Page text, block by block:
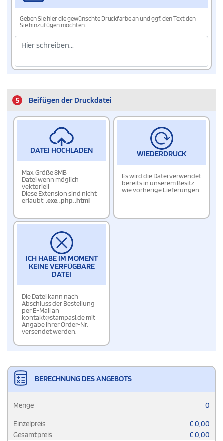
Geben Sie hier die gewünschte Druckfarbe an und ggf. den Text den
Sie hinzufügen möchten.
5 Beifügen der Druckdatei
DATEI HOCHLADEN
Max. Größe 8MB
Datei wenn möglich
vektoriell
Diese Extension sind nicht
erlaubt:.exe,.php,.html
WIEDERDRUCK
Es wird die Datei verwendet
bereits in unserem Besitz
wie vorherige Lieferungen.
ICH HABE IM MOMENT
KEINE VERFÜGBARE
DATEI
Die Datei kann nach
Abschluss der Bestellung
per E-Mail an
kontakt@stampasi.de mit
Angabe Ihrer Order-Nr.
versendet werden.
BERECHNUNG DES ANGEBOTS
Menge 0
Einzelpreis €0,00
Gesamtpreis
€0,00